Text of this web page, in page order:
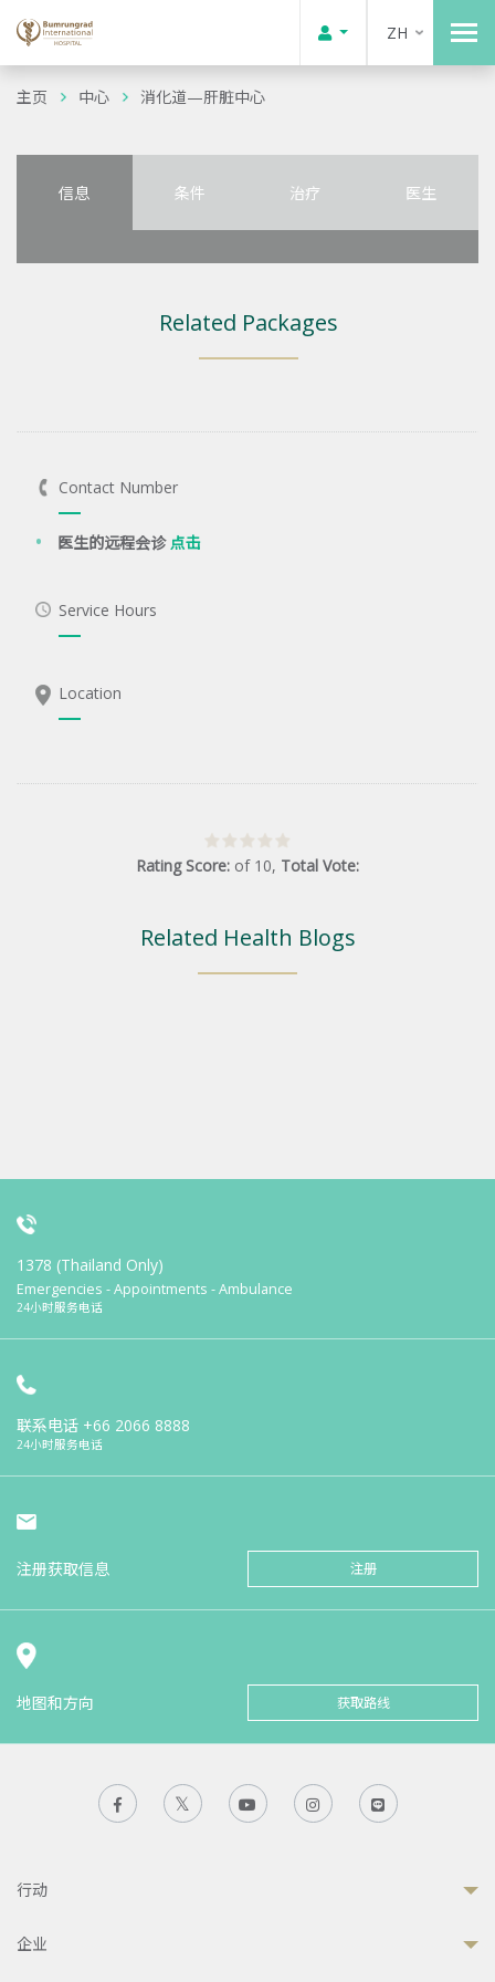
ZH
主页 中心 消化道—肝脏中心
信息 条件 治疗 医生
Related Packages
Contact Number
医生的远程会诊点击
Service Hours
Location
Rating Score: of 10, Total Vote:
Related Health Blogs
1378 (Thailand Only)
Emergencies - Appointments - Ambulance
24小时服务电话
联系电话 +66 2066 8888
24小时服务电话
注册获取信息 注册
地图和方向 获取路线
行动
企业